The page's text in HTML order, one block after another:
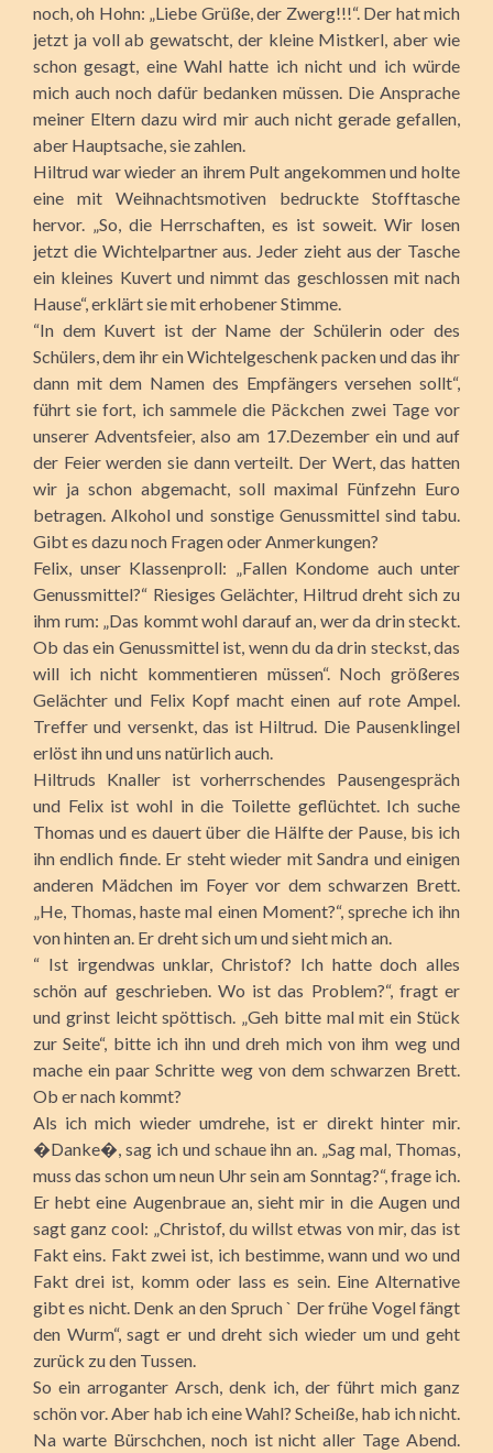
noch, oh Hohn: „Liebe Grüße, der Zwerg!!!“. Der hat mich
jetzt ja voll ab gewatscht, der kleine Mistkerl, aber wie
schon gesagt, eine Wahl hatte ich nicht und ich würde
mich auch noch dafür bedanken müssen. Die Ansprache
meiner Eltern dazu wird mir auch nicht gerade gefallen,
aber Hauptsache, sie zahlen.
Hiltrud war wieder an ihrem Pult angekommen und holte
eine mit Weihnachtsmotiven bedruckte Stofftasche
hervor. „So, die Herrschaften, es ist soweit. Wir losen
jetzt die Wichtelpartner aus. Jeder zieht aus der Tasche
ein kleines Kuvert und nimmt das geschlossen mit nach
Hause“, erklärt sie mit erhobener Stimme.
“In dem Kuvert ist der Name der Schülerin oder des
Schülers, dem ihr ein Wichtelgeschenk packen und das ihr
dann mit dem Namen des Empfängers versehen sollt“,
führt sie fort, ich sammele die Päckchen zwei Tage vor
unserer Adventsfeier, also am 17.Dezember ein und auf
der Feier werden sie dann verteilt. Der Wert, das hatten
wir ja schon abgemacht, soll maximal Fünfzehn Euro
betragen. Alkohol und sonstige Genussmittel sind tabu.
Gibt es dazu noch Fragen oder Anmerkungen?
Felix, unser Klassenproll: „Fallen Kondome auch unter
Genussmittel?“ Riesiges Gelächter, Hiltrud dreht sich zu
ihm rum: „Das kommt wohl darauf an, wer da drin steckt.
Ob das ein Genussmittel ist, wenn du da drin steckst, das
will ich nicht kommentieren müssen“. Noch größeres
Gelächter und Felix Kopf macht einen auf rote Ampel.
Treffer und versenkt, das ist Hiltrud. Die Pausenklingel
erlöst ihn und uns natürlich auch.
Hiltruds Knaller ist vorherrschendes Pausengespräch
und Felix ist wohl in die Toilette geflüchtet. Ich suche
Thomas und es dauert über die Hälfte der Pause, bis ich
ihn endlich finde. Er steht wieder mit Sandra und einigen
anderen Mädchen im Foyer vor dem schwarzen Brett.
„He, Thomas, haste mal einen Moment?“, spreche ich ihn
von hinten an. Er dreht sich um und sieht mich an.
“ Ist irgendwas unklar, Christof? Ich hatte doch alles
schön auf geschrieben. Wo ist das Problem?“, fragt er
und grinst leicht spöttisch. „Geh bitte mal mit ein Stück
zur Seite“, bitte ich ihn und dreh mich von ihm weg und
mache ein paar Schritte weg von dem schwarzen Brett.
Ob er nach kommt?
Als ich mich wieder umdrehe, ist er direkt hinter mir.
�Danke�, sag ich und schaue ihn an. „Sag mal, Thomas,
muss das schon um neun Uhr sein am Sonntag?“, frage ich.
Er hebt eine Augenbraue an, sieht mir in die Augen und
sagt ganz cool: „Christof, du willst etwas von mir, das ist
Fakt eins. Fakt zwei ist, ich bestimme, wann und wo und
Fakt drei ist, komm oder lass es sein. Eine Alternative
gibt es nicht. Denk an den Spruch ` Der frühe Vogel fängt
den Wurm“, sagt er und dreht sich wieder um und geht
zurück zu den Tussen.
So ein arroganter Arsch, denk ich, der führt mich ganz
schön vor. Aber hab ich eine Wahl? Scheiße, hab ich nicht.
Na warte Bürschchen, noch ist nicht aller Tage Abend.